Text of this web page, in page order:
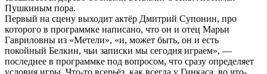
Пушкиным пора.
Первый на сцену выходит актёр Дмитрий Супонин, про
которого в программке написано, что он и отец Марьи
Гавриловны из «Метели», «и, может быть, он и есть
покойный Белкин, чьи записки мы сегодня играем», —
последнее в программке под вопросом, что сразу определяет
условия игры. Что-то всерьёз, как всегда у Гинкаса, во что-